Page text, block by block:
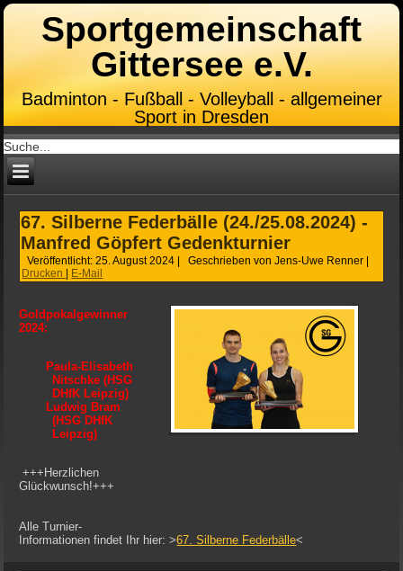
Sportgemeinschaft
Gittersee e.V.
Badminton - Fußball - Volleyball - allgemeiner
Sport in Dresden
67. Silberne Federbälle (24./25.08.2024) -
Manfred Göpfert Gedenkturnier
Veröffentlicht: 25. August 2024 | Geschrieben von Jens-Uwe Renner |
Drucken | E-Mail
Goldpokalgewinner
2024:
Paula-Elisabeth
Nitschke (HSG
DHfK Leipzig)
Ludwig Bram
(HSG DHfK
Leipzig)
+++Herzlichen
Glückwunsch!+++
Alle Turnier-
Informationen findet Ihr hier: >67. Silberne Federbälle<